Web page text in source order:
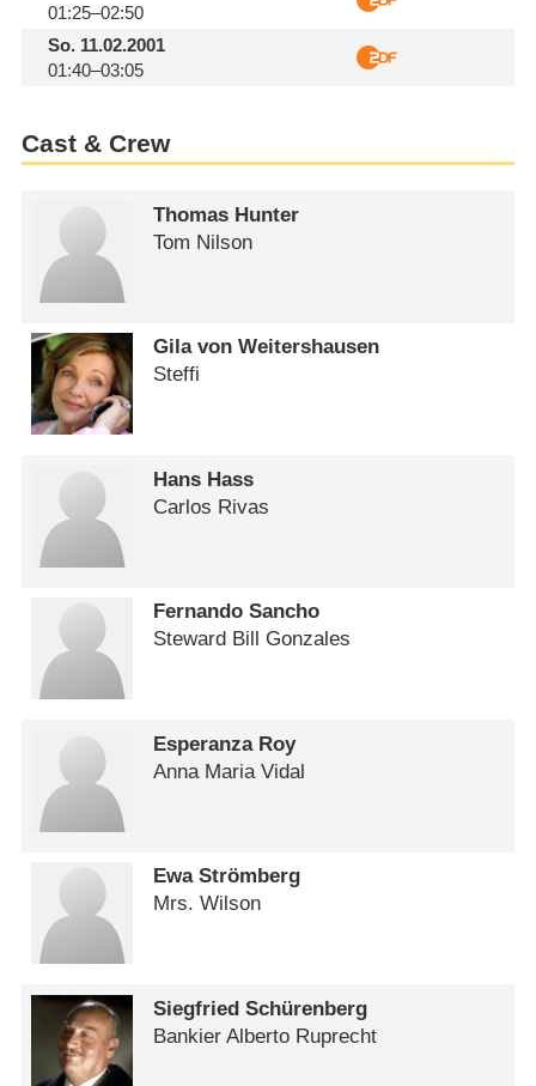
01:25–02:50
So.11.02.2001
01:40–03:05
Cast & Crew
Thomas Hunter
Tom Nilson
Gila von Weitershausen
Steffi
Hans Hass
Carlos Rivas
Fernando Sancho
Steward Bill Gonzales
Esperanza Roy
Anna Maria Vidal
Ewa Strömberg
Mrs. Wilson
Siegfried Schürenberg
Bankier Alberto Ruprecht